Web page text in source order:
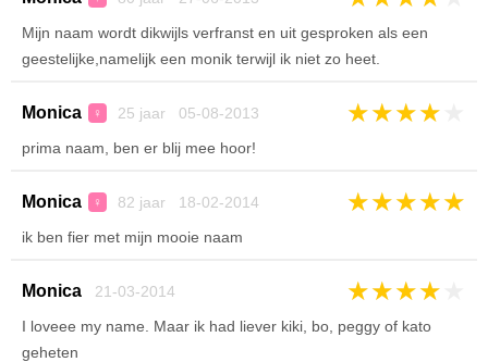
Mijn naam wordt dikwijls verfranst en uit gesproken als een
geestelijke,namelijk een monik terwijl ik niet zo heet.
Monica ♀ 25 jaar 05-08-2013 ★★★★
prima naam, ben er blij mee hoor!
Monica ♀ 82 jaar 18-02-2014 ★★★★★
ik ben fier met mijn mooie naam
Monica 21-03-2014 ★★★★
I loveee my name. Maar ik had liever kiki, bo, peggy of kato
geheten